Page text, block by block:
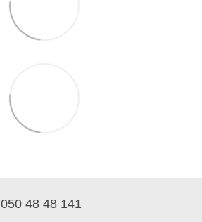
050 48 48 141